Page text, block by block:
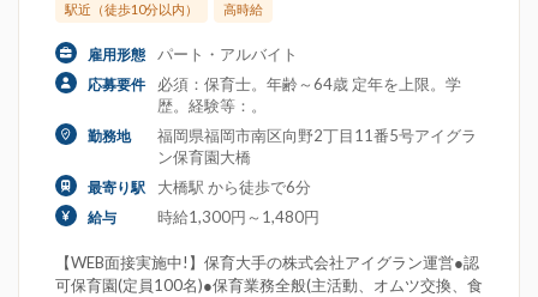
駅近（徒歩10分以内） 高時給
雇用形態 パート・アルバイト
応募要件
必須：保育士。年齢～64歳 定年を上限。学
歴。経験等：。
勤務地
福岡県福岡市南区向野2丁目11番5号アイグラ
ン保育園大橋
最寄り駅 大橋駅 から徒歩で6分
給与 時給1,300円～1,480円
【WEB面接実施中!】保育大手の株式会社アイグラン運営●認
可保育園(定員100名)●保育業務全般(主活動、オムツ交換、食